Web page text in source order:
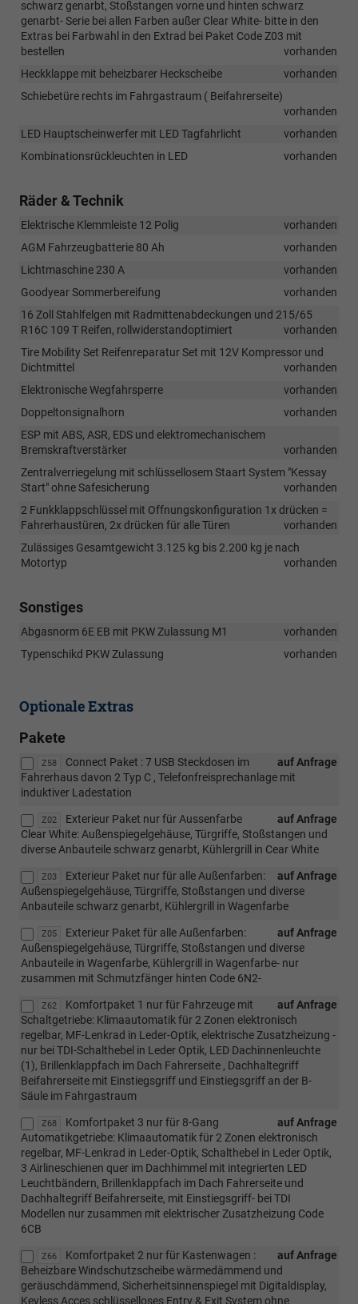
schwarz genarbt, Stoßstangen vorne und hinten schwarz
genarbt- Serie bei allen Farben außer Clear White- bitte in den
Extras bei Farbwahl in den Extrad bei Paket Code Z03 mit
bestellen
vorhanden
Heckklappe mit beheizbarer Heckscheibe
vorhanden
Schiebetüre rechts im Fahrgastraum ( Beifahrerseite)
vorhanden
LED Hauptscheinwerfer mit LED Tagfahrlicht
vorhanden
Kombinationsrückleuchten in LED
vorhanden
Räder & Technik
Elektrische Klemmleiste 12 Polig
vorhanden
AGM Fahrzeugbatterie 80 Ah
vorhanden
Lichtmaschine 230 A
vorhanden
Goodyear Sommerbereifung
vorhanden
16 Zoll Stahlfelgen mit Radmittenabdeckungen und 215/65
R16C 109 T Reifen, rollwiderstandoptimiert
vorhanden
Tire Mobility Set Reifenreparatur Set mit 12V Kompressor und
Dichtmittel
vorhanden
Elektronische Wegfahrsperre
vorhanden
Doppeltonsignalhorn
vorhanden
ESP mit ABS, ASR, EDS und elektromechanischem
Bremskraftverstärker
vorhanden
Zentralverriegelung mit schlüssellosem Staart System "Kessay
Start" ohne Safesicherung
vorhanden
2 Funkklappschlüssel mit Offnungskonfiguration 1x drücken =
Fahrerhaustüren, 2x drücken für alle Türen
vorhanden
Zulässiges Gesamtgewicht 3.125 kg bis 2.200 kg je nach
Motortyp
vorhanden
Sonstiges
Abgasnorm 6E EB mit PKW Zulassung M1
vorhanden
Typenschikd PKW Zulassung
vorhanden
Optionale Extras
Pakete
Z58 auf Anfrage
Connect Paket : 7 USB Steckdosen im
Fahrerhaus davon 2 Typ C , Telefonfreisprechanlage mit
induktiver Ladestation
Z02 auf Anfrage
Exterieur Paket nur für Aussenfarbe
Clear White: Außenspiegelgehäuse, Türgriffe, Stoßstangen und
diverse Anbauteile schwarz genarbt, Kühlergrill in Cear White
Z03 auf Anfrage
Exterieur Paket nur für alle Außenfarben:
Außenspiegelgehäuse, Türgriffe, Stoßstangen und diverse
Anbauteile schwarz genarbt, Kühlergrill in Wagenfarbe
Z05 auf Anfrage
Exterieur Paket für alle Außenfarben:
Außenspiegelgehäuse, Türgriffe, Stoßstangen und diverse
Anbauteile in Wagenfarbe, Kühlergrill in Wagenfarbe- nur
zusammen mit Schmutzfänger hinten Code 6N2-
Z62 auf Anfrage
Komfortpaket 1 nur für Fahrzeuge mit
Schaltgetriebe: Klimaautomatik für 2 Zonen elektronisch
regelbar, MF-Lenkrad in Leder-Optik, elektrische Zusatzheizung -
nur bei TDI-Schalthebel in Leder Optik, LED Dachinnenleuchte
(1), Brillenklappfach im Dach Fahrerseite , Dachhaltegriff
Beifahrerseite mit Einstiegsgriff und Einstiegsgriff an der B-
Säule im Fahrgastraum
Z68 auf Anfrage
Komfortpaket 3 nur für 8-Gang
Automatikgetriebe: Klimaautomatik für 2 Zonen elektronisch
regelbar, MF-Lenkrad in Leder-Optik, Schalthebel in Leder Optik,
3 Airlineschienen quer im Dachhimmel mit integrierten LED
Leuchtbändern, Brillenklappfach im Dach Fahrerseite und
Dachhaltegriff Beifahrerseite, mit Einstiegsgriff- bei TDI
Modellen nur zusammen mit elektrischer Zusatzheizung Code
6CB
Z66 auf Anfrage
Komfortpaket 2 nur für Kastenwagen :
Beheizbare Windschutzscheibe wärmedämmend und
geräuschdämmend, Sicherheitsinnenspiegel mit Digitaldisplay,
Keyless Acces schlüsselloses Entry & Exit System ohne